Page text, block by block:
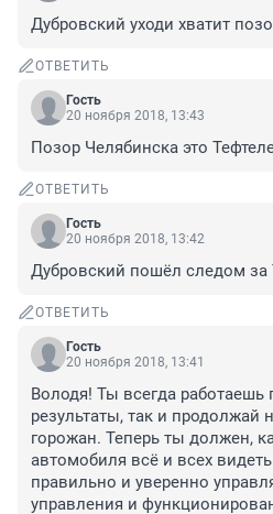
Дубровский уходи хватит
ОТВЕТИТЬ
Гость
20 ноября 2018, 13:43
Позор Челябинска это
ОТВЕТИТЬ
Гость
20 ноября 2018, 13:42
Дубровский пошёл следом за
ОТВЕТИТЬ
Гость
20 ноября 2018, 13:41
Володя! Ты всегда
результаты, так и продолжай
горожан. Теперь ты должен,
автомобиля всё и всех
правильно и уверенно
управления и